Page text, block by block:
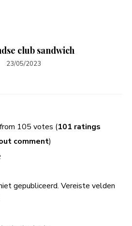
club sandwich
23/05/2023
105 votes (101 ratings
comment)
gepubliceerd. Vereiste velden